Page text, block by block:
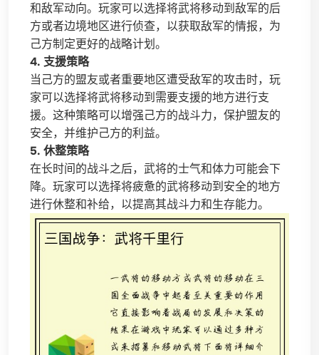
和敌军动向。玩家可以选择将武将移动到敌军的后
方或者边境地区进行侦查，以获取敌军的情报，为
己方制定更好的战略计划。
4. 支援策略
当己方的盟友或者重要地区遭受敌军的攻击时，玩
家可以选择将武将移动到需要支援的地方进行支
援。这种策略可以增强己方的战斗力，保护盟友的
安全，并维护己方的利益。
5. 休整策略
在长时间的战斗之后，武将的士气和体力可能会下
降。玩家可以选择将疲惫的武将移动到安全的地方
进行休整和补给，以提高其战斗力和生存能力。